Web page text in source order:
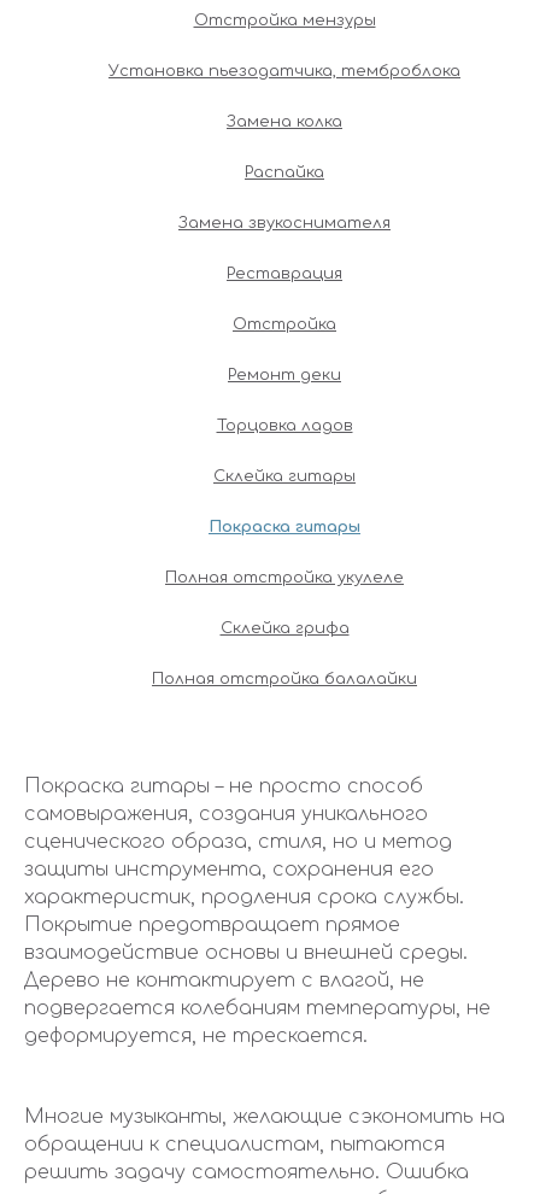
Отстройка мензуры
Установка пьезодатчика, темброблока
Замена колка
Распайка
Замена звукоснимателя
Реставрация
Отстройка
Ремонт деки
Торцовка ладов
Склейка гитары
Покраска гитары
Полная отстройка укулеле
Склейка грифа
Полная отстройка балалайки
Покраска гитары – не просто способ
самовыражения, создания уникального
сценического образа, стиля, но и метод
защиты инструмента, сохранения его
характеристик, продления срока службы.
Покрытие предотвращает прямое
взаимодействие основы и внешней среды.
Дерево не контактирует с влагой, не
подвергается колебаниям температуры, не
деформируется, не трескается.
Многие музыканты, желающие сэкономить на
обращении к специалистам, пытаются
решить задачу самостоятельно. Ошибка